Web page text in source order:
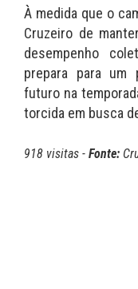
À medida que o
Cruzeiro de
desempenho
prepara para um
futuro na
torcida em busca
918 visitas - Fonte: